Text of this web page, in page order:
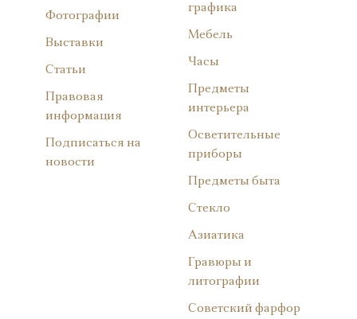
Фотографии
Выставки
Статьи
Правовая
информация
Подписаться на
новости
графика
Мебель
Часы
Предметы
интерьера
Осветительные
приборы
Предметы быта
Стекло
Азиатика
Гравюры и
литографии
Советский фарфор